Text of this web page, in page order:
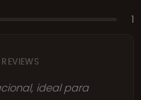
1
ideal para